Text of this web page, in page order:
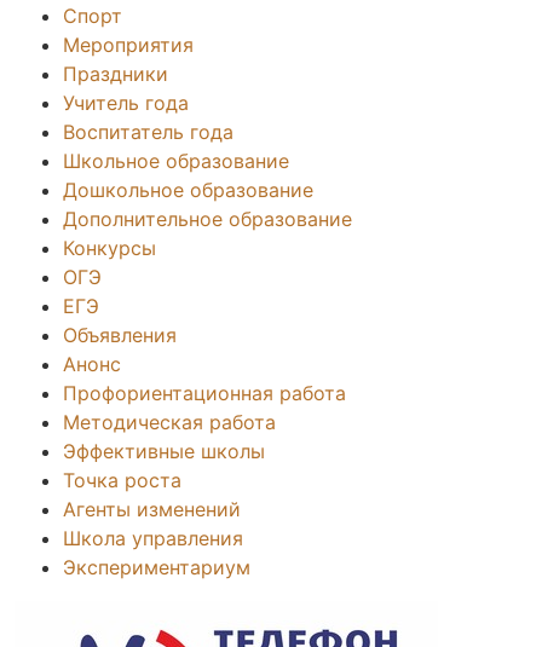
Спорт
Мероприятия
Праздники
Учитель года
Воспитатель года
Школьное образование
Дошкольное образование
Дополнительное образование
Конкурсы
ОГЭ
ЕГЭ
Объявления
Анонс
Профориентационная работа
Методическая работа
Эффективные школы
Точка роста
Агенты изменений
Школа управления
Экспериментариум